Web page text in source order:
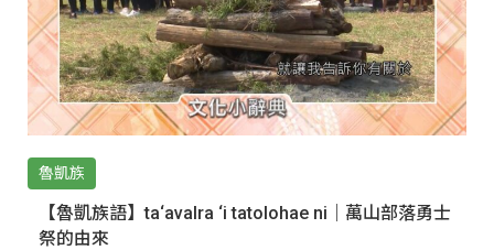
魯凱族
【魯凱族語】ta‘avalra ‘i tatolohae ni｜萬山部落勇士
祭的由來